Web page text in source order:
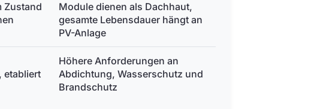
Zustand
Module dienen als Dachhaut,
gesamte Lebensdauer hängt an
PV-Anlage
etabliert
Höhere Anforderungen an
Abdichtung, Wasserschutz und
Brandschutz